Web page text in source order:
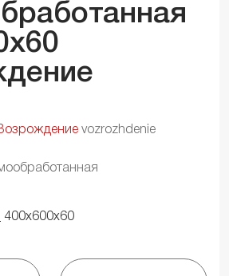
60
vozrozhdenie
400х600х60